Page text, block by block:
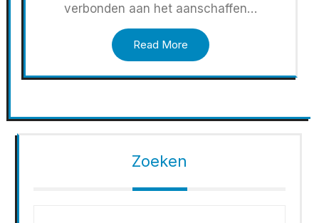
verbonden aan het aanschaffen…
Read More
Zoeken